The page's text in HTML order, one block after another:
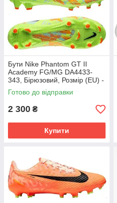
Бути Nike Phantom GT II
Academy FG/MG DA4433-
343, Бірюзовий, Розмір (EU) -
45.5
Готово до відправки
2 300 ₴
Купити